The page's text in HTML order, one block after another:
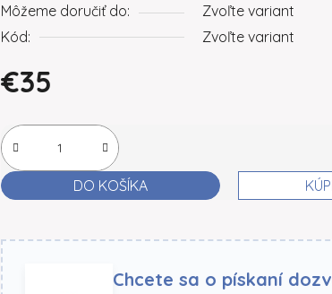
Môžeme doručiť do:
Zvoľte variant
Kód:
Zvoľte variant
€35
DO KOŠÍKA
Chcete sa o pískaní